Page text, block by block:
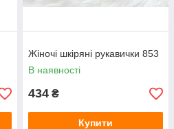
Жіночі шкіряні рукавички 853
В наявності
434 ₴
Купити